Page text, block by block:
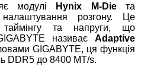
модулі
Hynix M-Dieта
налаштування розгону. Це
таймінгу та напруги, що
називаєAdaptive
GIGABYTE, ця функція
DDR5 до 8400 MT/s.